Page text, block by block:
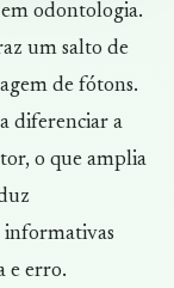
odontologia.
um salto de
de fótons.
diferenciar a
o que amplia
informativas
e erro.